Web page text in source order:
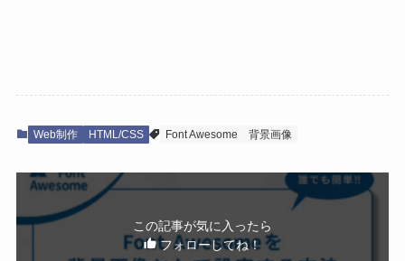
Web制作 HTML/CSS Font Awesome 背景画像
この記事が気に入ったら
フォローしてね！